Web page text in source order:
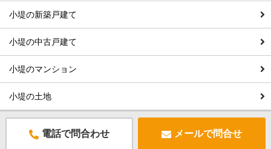
小堤の新築戸建て
小堤の中古戸建て
小堤のマンション
小堤の土地
電話で問合わせ メールで問合せ